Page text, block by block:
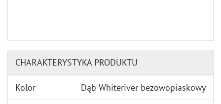
CHARAKTERYSTYKA PRODUKTU
Kolor Dąb Whiteriver beżowopiaskowy